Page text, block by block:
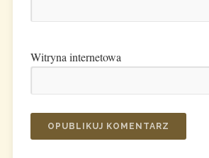
Witryna internetowa